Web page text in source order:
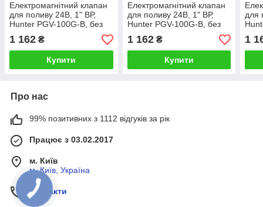
Електромагнітний клапан
для поливу 24В, 1" ВР,
Hunter PGV-100G-B, без
1 162 ₴
Купити
Електромагнітний клапан
для поливу 24В, 1" ВР,
Hunter PGV-100G-B, без
1 162₴
Купити
для
1
Про нас
99% позитивних з 1112 відгуків за рік
Працює з 03.02.2017
м. Київ
м, Київ, Україна
Контакти